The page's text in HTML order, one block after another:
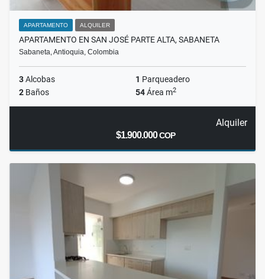
APARTAMENTO ALQUILER
APARTAMENTO EN SAN JOSÉ PARTE ALTA, SABANETA
Sabaneta, Antioquia, Colombia
3Alcobas 1 Parqueadero
2 Baños 54Área m2
Alquiler
$1.900.000COP